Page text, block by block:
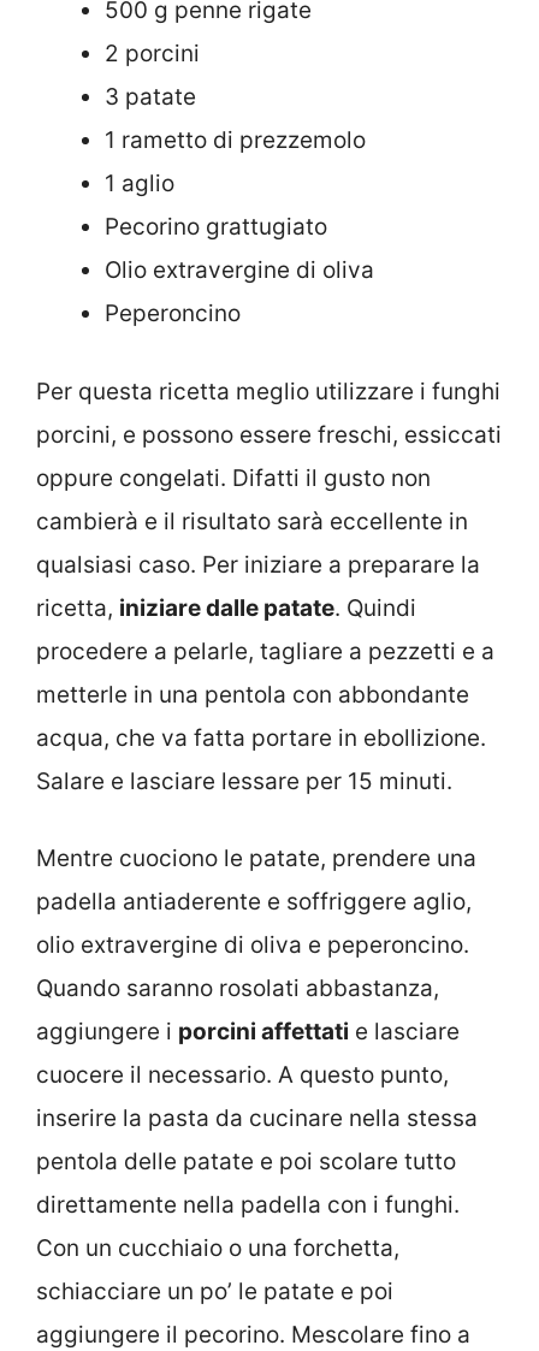
500 g penne rigate
2 porcini
3 patate
1 rametto di prezzemolo
1 aglio
Pecorino grattugiato
Olio extravergine di oliva
Peperoncino
Per questa ricetta meglio utilizzare i funghi
porcini, e possono essere freschi, essiccati
oppure congelati. Difatti il gusto non
cambierà e il risultato sarà eccellente in
qualsiasi caso. Per iniziare a preparare la
ricetta, iniziare dalle patate. Quindi
procedere a pelarle, tagliare a pezzetti e a
metterle in una pentola con abbondante
acqua, che va fatta portare in ebollizione.
Salare e lasciare lessare per 15 minuti.
Mentre cuociono le patate, prendere una
padella antiaderente e soffriggere aglio,
olio extravergine di oliva e peperoncino.
Quando saranno rosolati abbastanza,
aggiungere i porcini affettati e lasciare
cuocere il necessario. A questo punto,
inserire la pasta da cucinare nella stessa
pentola delle patate e poi scolare tutto
direttamente nella padella con i funghi.
Con un cucchiaio o una forchetta,
schiacciare un po’ le patate e poi
aggiungere il pecorino. Mescolare fino a